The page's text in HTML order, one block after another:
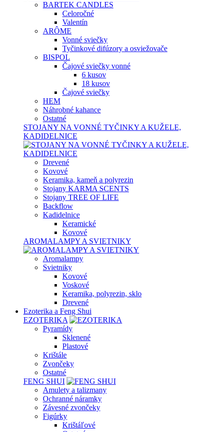
BARTEK CANDLES
Celoročné
Valentín
ARÔME
Vonné sviečky
Tyčinkové difúzory a osviežovače
BISPOL
Čajové sviečky vonné
6 kusov
18 kusov
Čajové sviečky
HEM
Náhrobné kahance
Ostatné
STOJANY NA VONNÉ TYČINKY A KUŽELE,
KADIDELNICE
Drevené
Kovové
Keramika, kameň a polyrezin
Stojany KARMA SCENTS
Stojany TREE OF LIFE
Backflow
Kadidelnice
Keramické
Kovové
AROMALAMPY A SVIETNIKY
Aromalampy
Svietniky
Kovové
Voskové
Keramika, polyrezin, sklo
Drevené
Ezoterika a Feng Shui
EZOTERIKA
Pyramídy
Sklenené
Plastové
Krištále
Zvončeky
Ostatné
FENG SHUI
Amulety a talizmany
Ochranné náramky
Závesné zvončeky
Figúrky
Krištáľové